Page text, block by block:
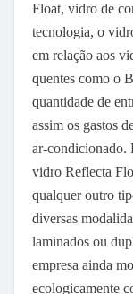
Float, vidro de
tecnologia, o
em relação aos
quentes como o
quantidade de
assim os gastos
ar-condicionado.
vidro Reflecta
qualquer outro
diversas
laminados ou
empresa ainda
ecologicamente